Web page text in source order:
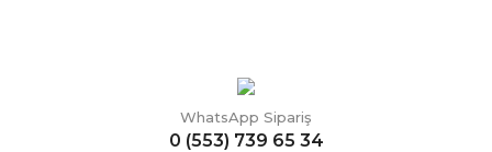
WhatsApp Sipariş
0 (553) 739 65 34